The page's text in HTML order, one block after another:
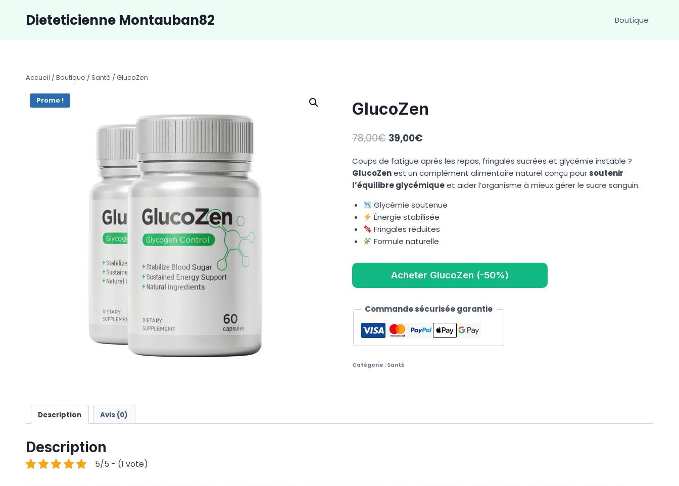
Dieteticienne Montauban82 Boutique
Accueil / Boutique / Santé / GlucoZen
Promo ! GlucoZen
78,00€ Le
initial
était :
39,00€Le
actuel
est :
Coups de fatigue après les repas, fringales sucrées et glycémie instable ?
GlucoZenest un complément alimentaire naturel conçu pour soutenir
l’équilibre glycémiqueet aider l’organisme à mieux gérer le sucre sanguin.
Glycémie soutenue
Énergie stabilisée
Fringales réduites
Formule naturelle
Acheter GlucoZen (-50%)
Commande sécurisée garantie
Catégorie : Santé
Description Avis (0)
Description
5/5 - (1 vote)